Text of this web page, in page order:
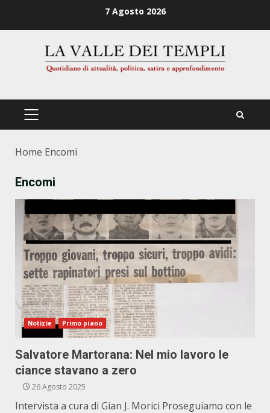
7 Agosto 2026
PRIMÄRES
Home Encomi
Encomi
Notizie Primo piano
Salvatore Martorana: Nel mio lavoro le
ciance stavano a zero
26 Agosto 2025
Intervista a cura di Gian J. Morici Proseguiamo con le